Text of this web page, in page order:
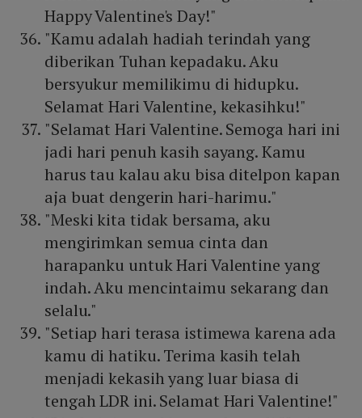
Happy Valentine's Day!"
"Kamu adalah hadiah terindah yang
diberikan Tuhan kepadaku. Aku
bersyukur memilikimu di hidupku.
Selamat Hari Valentine, kekasihku!"
"Selamat Hari Valentine. Semoga hari ini
jadi hari penuh kasih sayang. Kamu
harus tau kalau aku bisa ditelpon kapan
aja buat dengerin hari-harimu."
"Meski kita tidak bersama, aku
mengirimkan semua cinta dan
harapanku untuk Hari Valentine yang
indah. Aku mencintaimu sekarang dan
selalu."
"Setiap hari terasa istimewa karena ada
kamu di hatiku. Terima kasih telah
menjadi kekasih yang luar biasa di
tengah LDR ini. Selamat Hari Valentine!"